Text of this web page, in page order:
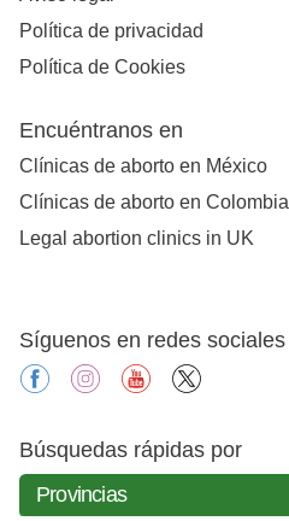
Política de privacidad
Política de Cookies
Encuéntranos en
Clínicas de aborto en México
Clínicas de aborto en Colombia
Legal abortion clinics in UK
Síguenos en redes sociales
facebookinstagramyoutube
Búsquedas rápidas por